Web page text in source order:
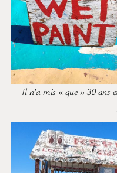
Il n’a mis « que » 30 ans